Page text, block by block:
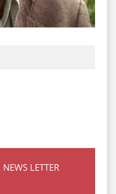
LETTER